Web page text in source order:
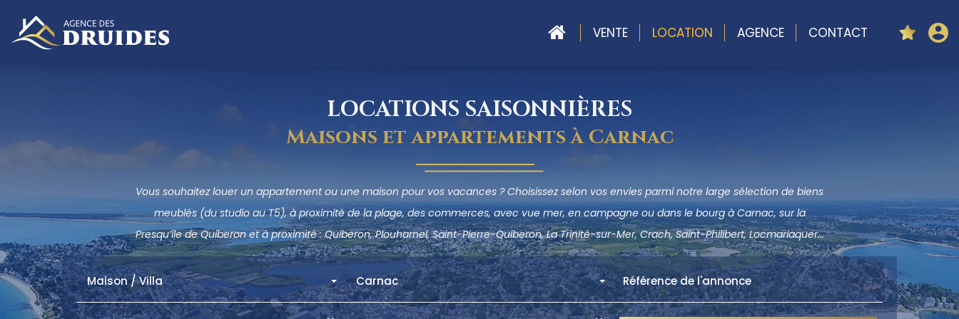
ACCUEIL VENTE LOCATION AGENCE CONTACT
LOCATIONS SAISONNIÈRES
Maisons et appartements à Carnac
Vous souhaitez louer un appartement ou une maison pour vos vacances ? Choisissez selon vos envies parmi notre large sélection de biens
meublés (du studio au T5), à proximité de la plage, des commerces, avec vue mer, en campagne ou dans le bourg à Carnac, sur la
Presqu’île de Quiberon et à proximité : Quiberon, Plouharnel, Saint-Pierre-Quiberon, La Trinité-sur-Mer, Crach, Saint-Philibert, Locmariaquer...
Maison / Villa Carnac